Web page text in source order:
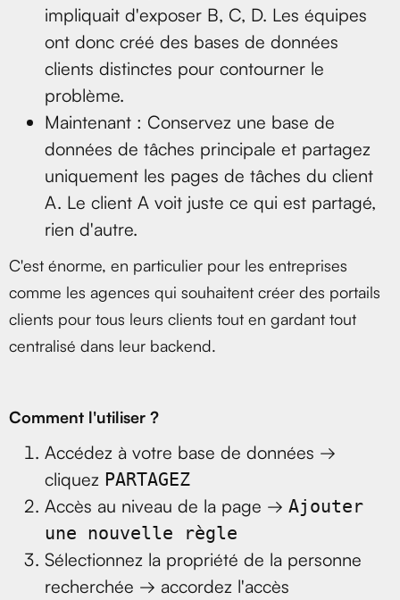
impliquait d'exposer B, C, D. Les équipes
ont donc créé des bases de données
clients distinctes pour contourner le
problème.
Maintenant : Conservez une base de
données de tâches principale et partagez
uniquement les pages de tâches du client
A. Le client A voit juste ce qui est partagé,
rien d'autre.
C'est énorme, en particulier pour les entreprises
comme les agences qui souhaitent créer des portails
clients pour tous leurs clients tout en gardant tout
centralisé dans leur backend.
Comment l'utiliser ?
Accédez à votre base de données →
cliquez PARTAGEZ
Accès au niveau de la page → Ajouter
une nouvelle règle
Sélectionnez la propriété de la personne
recherchée → accordez l'accès